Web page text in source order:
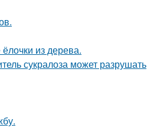
из дерева.
сукралоза может разрушать